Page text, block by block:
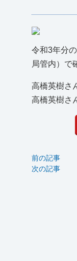
令和3年分
局管内）で
高橋英樹さ
高橋英樹さ
前の記事
次の記事